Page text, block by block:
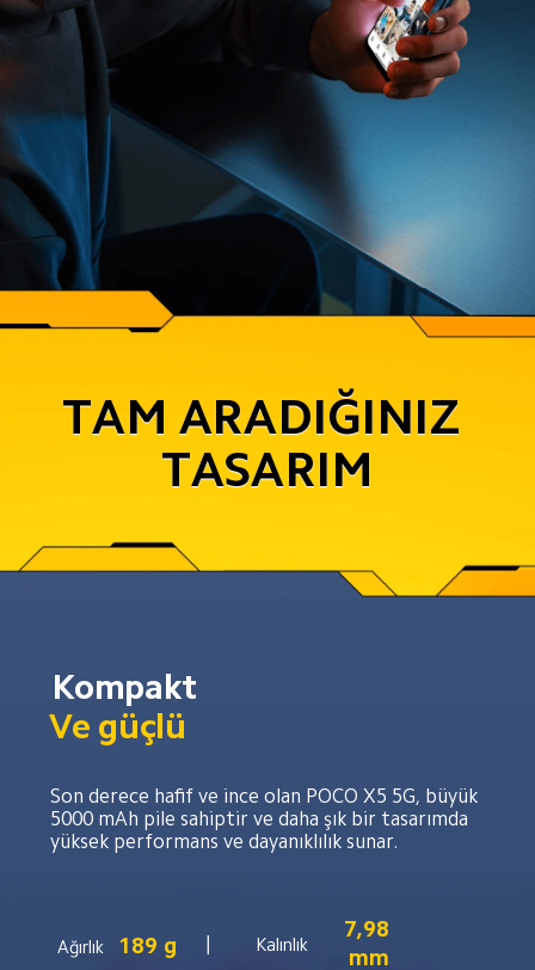
TAM ARADIĞINIZ
TASARIM
Kompakt
Ve güçlü
Son derece hafif ve ince olan POCO X5 5G, büyük
5000 mAh pile sahiptir ve daha şık bir tasarımda
yüksek performans ve dayanıklılık sunar.
Ağırlık 189 g Kalınlık
7,98
mm